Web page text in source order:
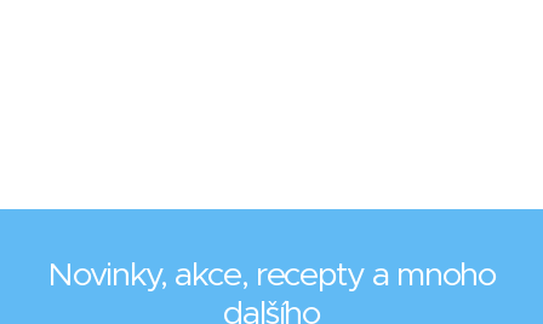
Novinky, akce, recepty a mnoho
dalšího